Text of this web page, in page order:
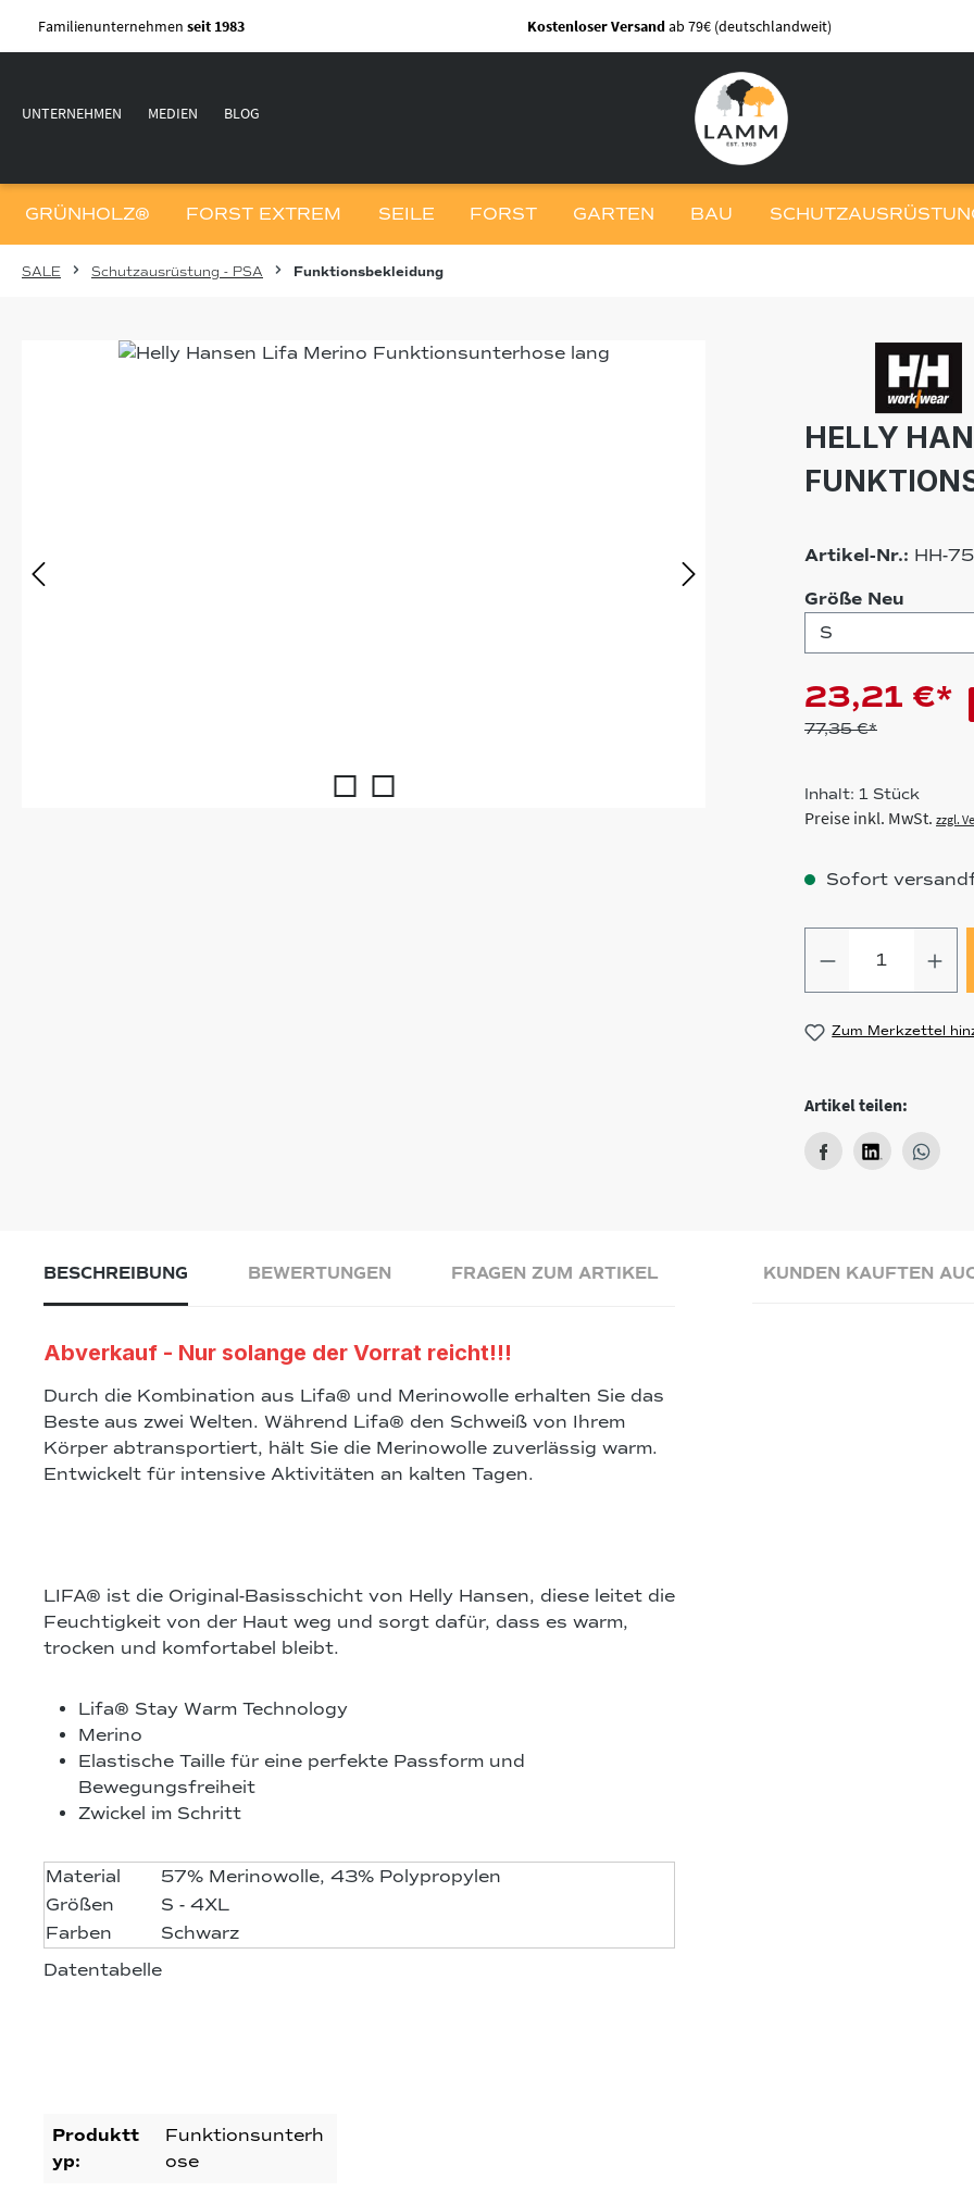
Hauptinhalt springen
Zur Suche springen
Zur Hauptnavigation springen
Familienunternehmen seit 1983 Kostenloser Versandab 79€ (deutschlandweit)
UNTERNEHMEN MEDIEN BLOG
GRÜNHOLZ® FORST EXTREM SEILE FORST GARTEN BAU
SALE Schutzausrüstung - PSA Funktionsbekleidung
Bildergalerie überspringen
HELLY
Artikel-Nr.: HH-
Größe Neu
23,21 €*
77,35 €*
Inhalt: 1 Stück
Preise inkl. MwSt. zzgl.
Sofort
Produkt
Zum Merkzettel
Artikel teilen:
BESCHREIBUNG BEWERTUNGEN FRAGEN ZUM ARTIKEL
Abverkauf - Nur solange der Vorrat reicht!!!
Durch die Kombination aus Lifa® und Merinowolle erhalten Sie das
Beste aus zwei Welten. Während Lifa® den Schweiß von Ihrem
Körper abtransportiert, hält Sie die Merinowolle zuverlässig warm.
Entwickelt für intensive Aktivitäten an kalten Tagen.
LIFA® ist die Original-Basisschicht von Helly Hansen, diese leitet die
Feuchtigkeit von der Haut weg und sorgt dafür, dass es warm,
trocken und komfortabel bleibt.
Lifa® Stay Warm Technology
Merino
Elastische Taille für eine perfekte Passform und
Bewegungsfreiheit
Zwickel im Schritt
Datentabelle
Material
57% Merinowolle, 43% Polypropylen
Größen
S - 4XL
Farben
Schwarz
Produktt
yp:
Funktionsunterh
ose
KUNDEN KAUFTEN